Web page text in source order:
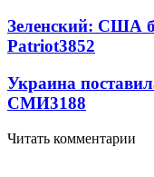
Зеленский: США
Patriot3852
Украина
СМИ3188
Читать комментарии